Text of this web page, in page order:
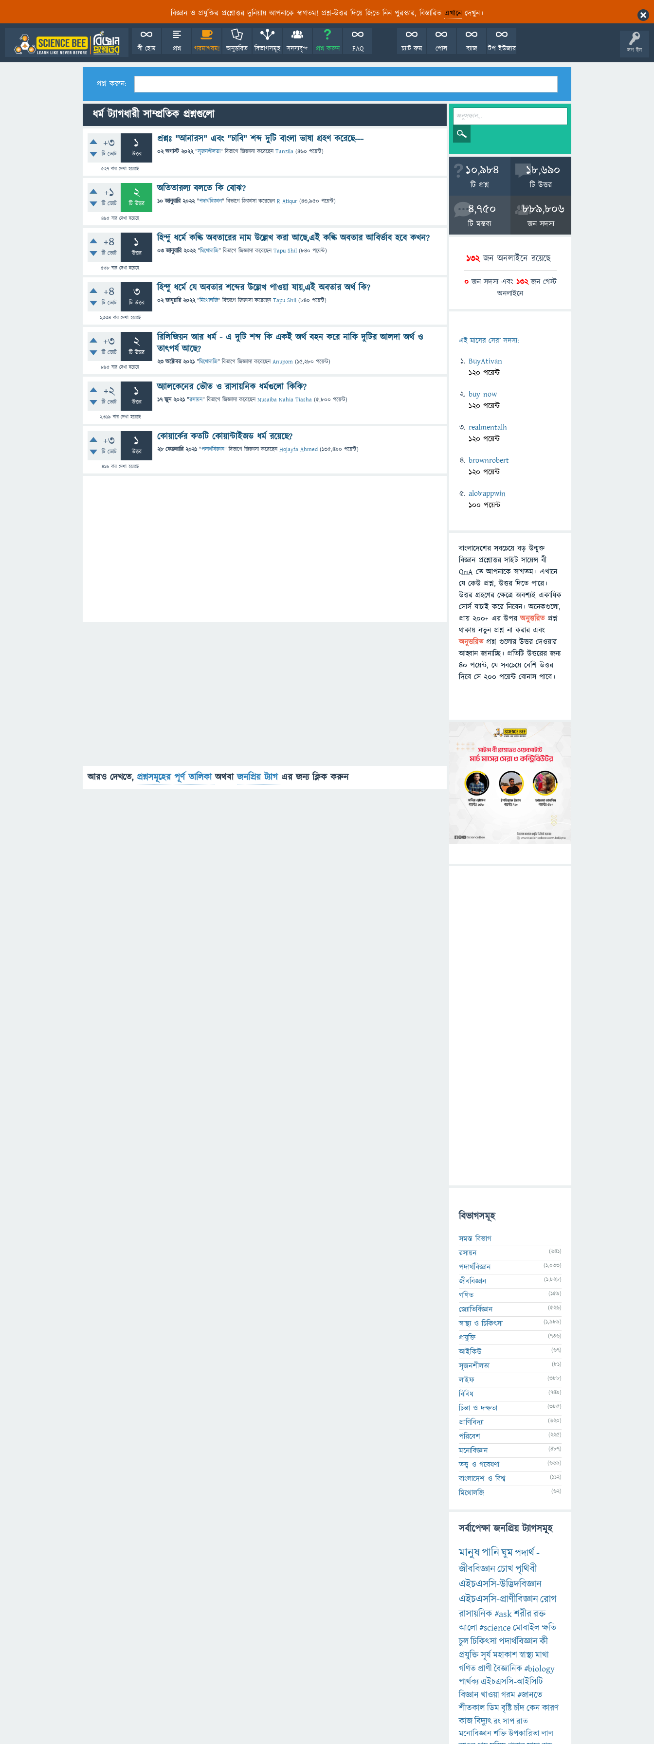
বিজ্ঞান ও প্রযুক্তির প্রশ্নোত্তর দুনিয়ায় আপনাকে স্বাগতম! প্রশ্ন-উত্তর দিয়ে জিতে নিন পুরস্কার, বিস্তারিত এখানেদেখুন।
লগ ইন
বী হোম প্রশ্ন গরমাগরম! অনুত্তরিত বিভাগসমূহ সদস্যবৃন্দ প্রশ্ন করুন FAQ টপ ইউজার
ব্যাজ
পোল
চ্যাট রুম
প্রশ্ন করুন:
ধর্ম ট্যাগধারী সাম্প্রতিক প্রশ্নগুলো
+3
টি ভোট
1
উত্তর
527 বার দেখা হয়েছে
প্রশ্নঃ "আনারস" এবং "চাবি" শব্দ দুটি বাংলা ভাষা গ্রহণ করেছে---
02 অগাস্ট 2022 "সৃজনশীলতা" বিভাগে জিজ্ঞাসাকরেছেনTanzila (460 পয়েন্ট)
+1
টি ভোট
2
টি উত্তর
495বার দেখা হয়েছে
অতিতারল্য বলতে কি বোঝ?
10 জানুয়ারি 2022 "পদার্থবিজ্ঞান" বিভাগে জিজ্ঞাসাকরেছেনR Atiqur (43,950 পয়েন্ট)
+4
টি ভোট
1
উত্তর
538 বার দেখা হয়েছে
হিন্দু ধর্মে কল্কি অবতারের নাম উল্লেখ করা আছে,এই কল্কি অবতার আবির্ভাব হবে কখন?
03 জানুয়ারি 2022 "মিথোলজি" বিভাগে জিজ্ঞাসাকরেছেনTapu Shil (840 পয়েন্ট)
+4
টি ভোট
3
টি উত্তর
1,334বার দেখা হয়েছে
হিন্দু ধর্মে যে অবতার শব্দের উল্লেখ পাওয়া যায়,এই অবতার অর্থ কি?
02 জানুয়ারি 2022 "মিথোলজি" বিভাগে জিজ্ঞাসাকরেছেনTapu Shil (840 পয়েন্ট)
+3
টি ভোট
2
টি উত্তর
895 বার দেখা হয়েছে
রিলিজিয়ন আর ধর্ম - এ দুটি শব্দ কি একই অর্থ বহন করে নাকি দুটির আলদা অর্থ ও
তাৎপর্য আছে?
23 অক্টোবর 2021 "মিথোলজি" বিভাগে জিজ্ঞাসাকরেছেনAnupom (15,280 পয়েন্ট)
+2
টি ভোট
1
উত্তর
2,319 বার দেখা হয়েছে
অ্যালকেনের ভৌত ও রাসায়নিক ধর্মগুলো কিকি?
17 জুন 2021 "রসায়ন" বিভাগে জিজ্ঞাসাকরেছেনNusaiba Nahia Tiasha (5,800 পয়েন্ট)
+3
টি ভোট
1
উত্তর
416বার দেখা হয়েছে
কোয়ার্কের কতটি কোয়ান্টাইজড ধর্ম রয়েছে?
28 ফেব্রুয়ারি 2021 "পদার্থবিজ্ঞান" বিভাগে জিজ্ঞাসাকরেছেনHojayfa Ahmed (135,490 পয়েন্ট)
আরও দেখতে, প্রশ্নসমূহের পূর্ণ তালিকাঅথবাজনপ্রিয় ট্যাগ এর জন্য ক্লিক করুন
10,984
টি প্রশ্ন
18,690
টি উত্তর
4,750
টি মন্তব্য
889,806
জন সদস্য
132জন অনলাইনে রয়েছে
0জন সদস্য এবং 132জন গেস্ট
অনলাইনে
এই মাসের সেরা সদস্য:
BuyAtivan
120 পয়েন্ট
buy now
120 পয়েন্ট
realmentalh
120 পয়েন্ট
brownrobert
120 পয়েন্ট
alo8appwin
100 পয়েন্ট
বাংলাদেশের সবচেয়ে বড় উন্মুক্ত
বিজ্ঞান প্রশ্নোত্তর সাইট সায়েন্স বী
QnA তে আপনাকে স্বাগতম। এখানে
যে কেউ প্রশ্ন, উত্তর দিতে পারে।
উত্তর গ্রহণের ক্ষেত্রে অবশ্যই একাধিক
সোর্স যাচাই করে নিবেন। অনেকগুলো,
প্রায় ২০০+ এর উপরঅনুত্তরিতপ্রশ্ন
থাকায় নতুন প্রশ্ন না করার এবং
অনুত্তরিত প্রশ্ন গুলোর উত্তর দেওয়ার
আহ্বান জানাচ্ছি। প্রতিটি উত্তরের জন্য
৪০ পয়েন্ট, যে সবচেয়ে বেশি উত্তর
দিবে সে ২০০ পয়েন্ট বোনাস পাবে।
বিভাগসমূহ
সমস্ত বিভাগ
রসায়ন
(641)
পদার্থবিজ্ঞান (1,033)
জীববিজ্ঞান (1,828)
গণিত (159)
জ্যোতির্বিজ্ঞান (526)
স্বাস্থ্য ও চিকিৎসা (1,989)
প্রযুক্তি (736)
আইকিউ (67)
সৃজনশীলতা (81)
লাইফ (388)
বিবিধ (749)
চিন্তা ও দক্ষতা (385)
প্রাণিবিদ্যা (620)
পরিবেশ (225)
মনোবিজ্ঞান (487)
তত্ত্ব ও গবেষণা (669)
বাংলাদেশ ও বিশ্ব (112)
মিথোলজি (62)
সর্বাপেক্ষা জনপ্রিয় ট্যাগসমূহ
মানুষপানিঘুমপদার্থ-
জীববিজ্ঞানচোখপৃথিবী
এইচএসসি-উদ্ভিদবিজ্ঞান
এইচএসসি-প্রাণীবিজ্ঞানরোগ
রাসায়নিক#askশরীররক্ত
আলো#scienceমোবাইলক্ষতি
চুলচিকিৎসাপদার্থবিজ্ঞানকী
প্রযুক্তিসূর্যমহাকাশস্বাস্থ্যমাথা
গণিত প্রাণীবৈজ্ঞানিক#biology
পার্থক্য এইচএসসি-আইসিটি
বিজ্ঞানখাওয়াগরম#জানতে
শীতকালডিমবৃষ্টিচাঁদকেনকারণ
কাজবিদ্যুৎরংসাপরাত
মনোবিজ্ঞানশক্তিউপকারিতালাল